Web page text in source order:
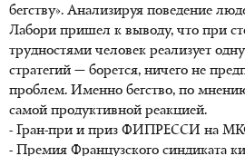
бегству». Анализируя поведение
Лабори пришел к выводу, что при
трудностями человек реализует
стратегий — борется, ничего не
проблем. Именно бегство, по
самой продуктивной реакцией.
- Гран-при и приз ФИПРЕССИ на
- Премия Французского синдиката